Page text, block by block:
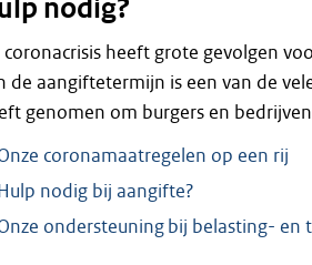
nodig?
coronacrisis heeft grote gevolgen
de aangiftetermijn is een van de
genomen om burgers en
coronamaatregelen op een rij
nodig bij aangifte?
ondersteuning bij belasting- en